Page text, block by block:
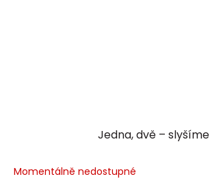
Jedna, dvě – slyšíme
Momentálně nedostupné